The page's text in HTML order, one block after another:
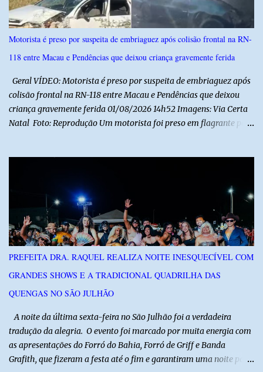
Motorista é preso por suspeita de embriaguez após colisão frontal na RN-
118 entre Macau e Pendências que deixou criança gravemente ferida
Geral VÍDEO: Motorista é preso por suspeita de embriaguez após
colisão frontal na RN-118 entre Macau e Pendências que deixou
criança gravemente ferida 01/08/2026 14h52 Imagens: Via Certa
Natal Foto: Reprodução Um motorista foi preso em flagrante por
Um dos condutores apresentava sinais de embriaguez, foi levado
ao Hospital Regional Tarcísio Maia, em Mossoró, e autuado em
flagrante. O exame pericial para confirmar a presença de álcool no
organismo está em andamento. No outro veículo estavam
funcionários da Caern que seguiam para uma partida de futebol. O
motorista e uma mulher sofreram ferimentos leves. A criança, que
estava no carro com o grupo, ficou gravemente ferida, precisou ser
entubada e foi transferida de helicóptero...
PREFEITA DRA. RAQUEL REALIZA NOITE INESQUECÍVEL COM
GRANDES SHOWS E A TRADICIONAL QUADRILHA DAS
QUENGAS NO SÃO JULHÃO
​ A noite da última sexta-feira no São Julhão foi a verdadeira
tradução da alegria. O evento foi marcado por muita energia com
as apresentações do Forró do Bahia, Forró de Griff e Banda
Grafith, que fizeram a festa até o fim e garantiram uma noite para